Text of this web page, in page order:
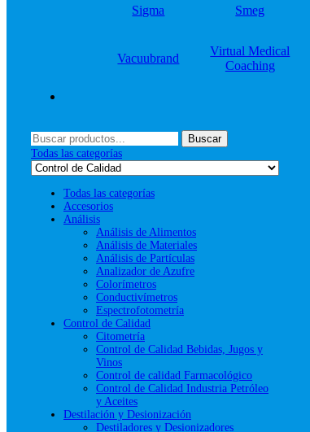
Sigma Smeg
Vacuubrand
Virtual Medical
Coaching
Menú
Buscar
por:
Buscar
Todas las categorías
Todas las categorías
Accesorios
Análisis
Análisis de Alimentos
Análisis de Materiales
Análisis de Partículas
Analizador de Azufre
Colorímetros
Conductivímetros
Espectrofotometría
Control de Calidad
Citometría
Control de Calidad Bebidas, Jugos y
Vinos
Control de calidad Farmacológico
Control de Calidad Industria Petróleo
y Aceites
Destilación y Desionización
Destiladores y Desionizadores